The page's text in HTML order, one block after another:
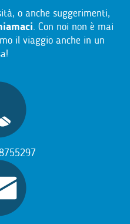
o anche suggerimenti,
. Con noi non è mai
il viaggio anche in un